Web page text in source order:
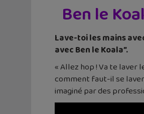
Ben le
Lave-toi les mains
avec Ben le Koala”.
« Allez hop ! Va te laver
comment faut-il se laver
imaginé par des